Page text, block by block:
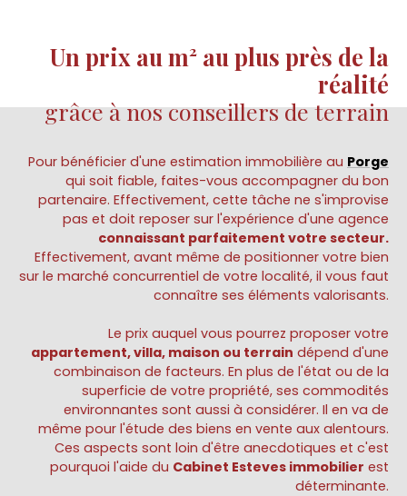
Un prix au m² au plus près de la
réalité
grâce à nos conseillers de terrain
Pour bénéficier d'une estimation immobilière au Porge
qui soit fiable, faites-vous accompagner du bon
partenaire. Effectivement, cette tâche ne s'improvise
pas et doit reposer sur l'expérience d'une agence
connaissant parfaitement votre secteur.
Effectivement, avant même de positionner votre bien
sur le marché concurrentiel de votre localité, il vous faut
connaître ses éléments valorisants.
Le prix auquel vous pourrez proposer votre
appartement, villa, maison ou terrain dépend d'une
combinaison de facteurs. En plus de l'état ou de la
superficie de votre propriété, ses commodités
environnantes sont aussi à considérer. Il en va de
même pour l'étude des biens en vente aux alentours.
Ces aspects sont loin d'être anecdotiques et c'est
pourquoi l'aide du Cabinet Esteves immobilier est
déterminante.